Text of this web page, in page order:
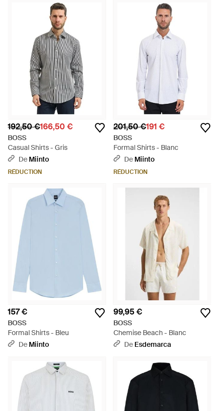
192,50 €166,50 €
BOSS
Casual Shirts - Gris
De Miinto
RÉDUCTION
201,50 €191 €
BOSS
Formal Shirts - Blanc
De Miinto
RÉDUCTION
157 €
BOSS
Formal Shirts - Bleu
De Miinto
99,95 €
BOSS
Chemise Beach - Blanc
De Esdemarca